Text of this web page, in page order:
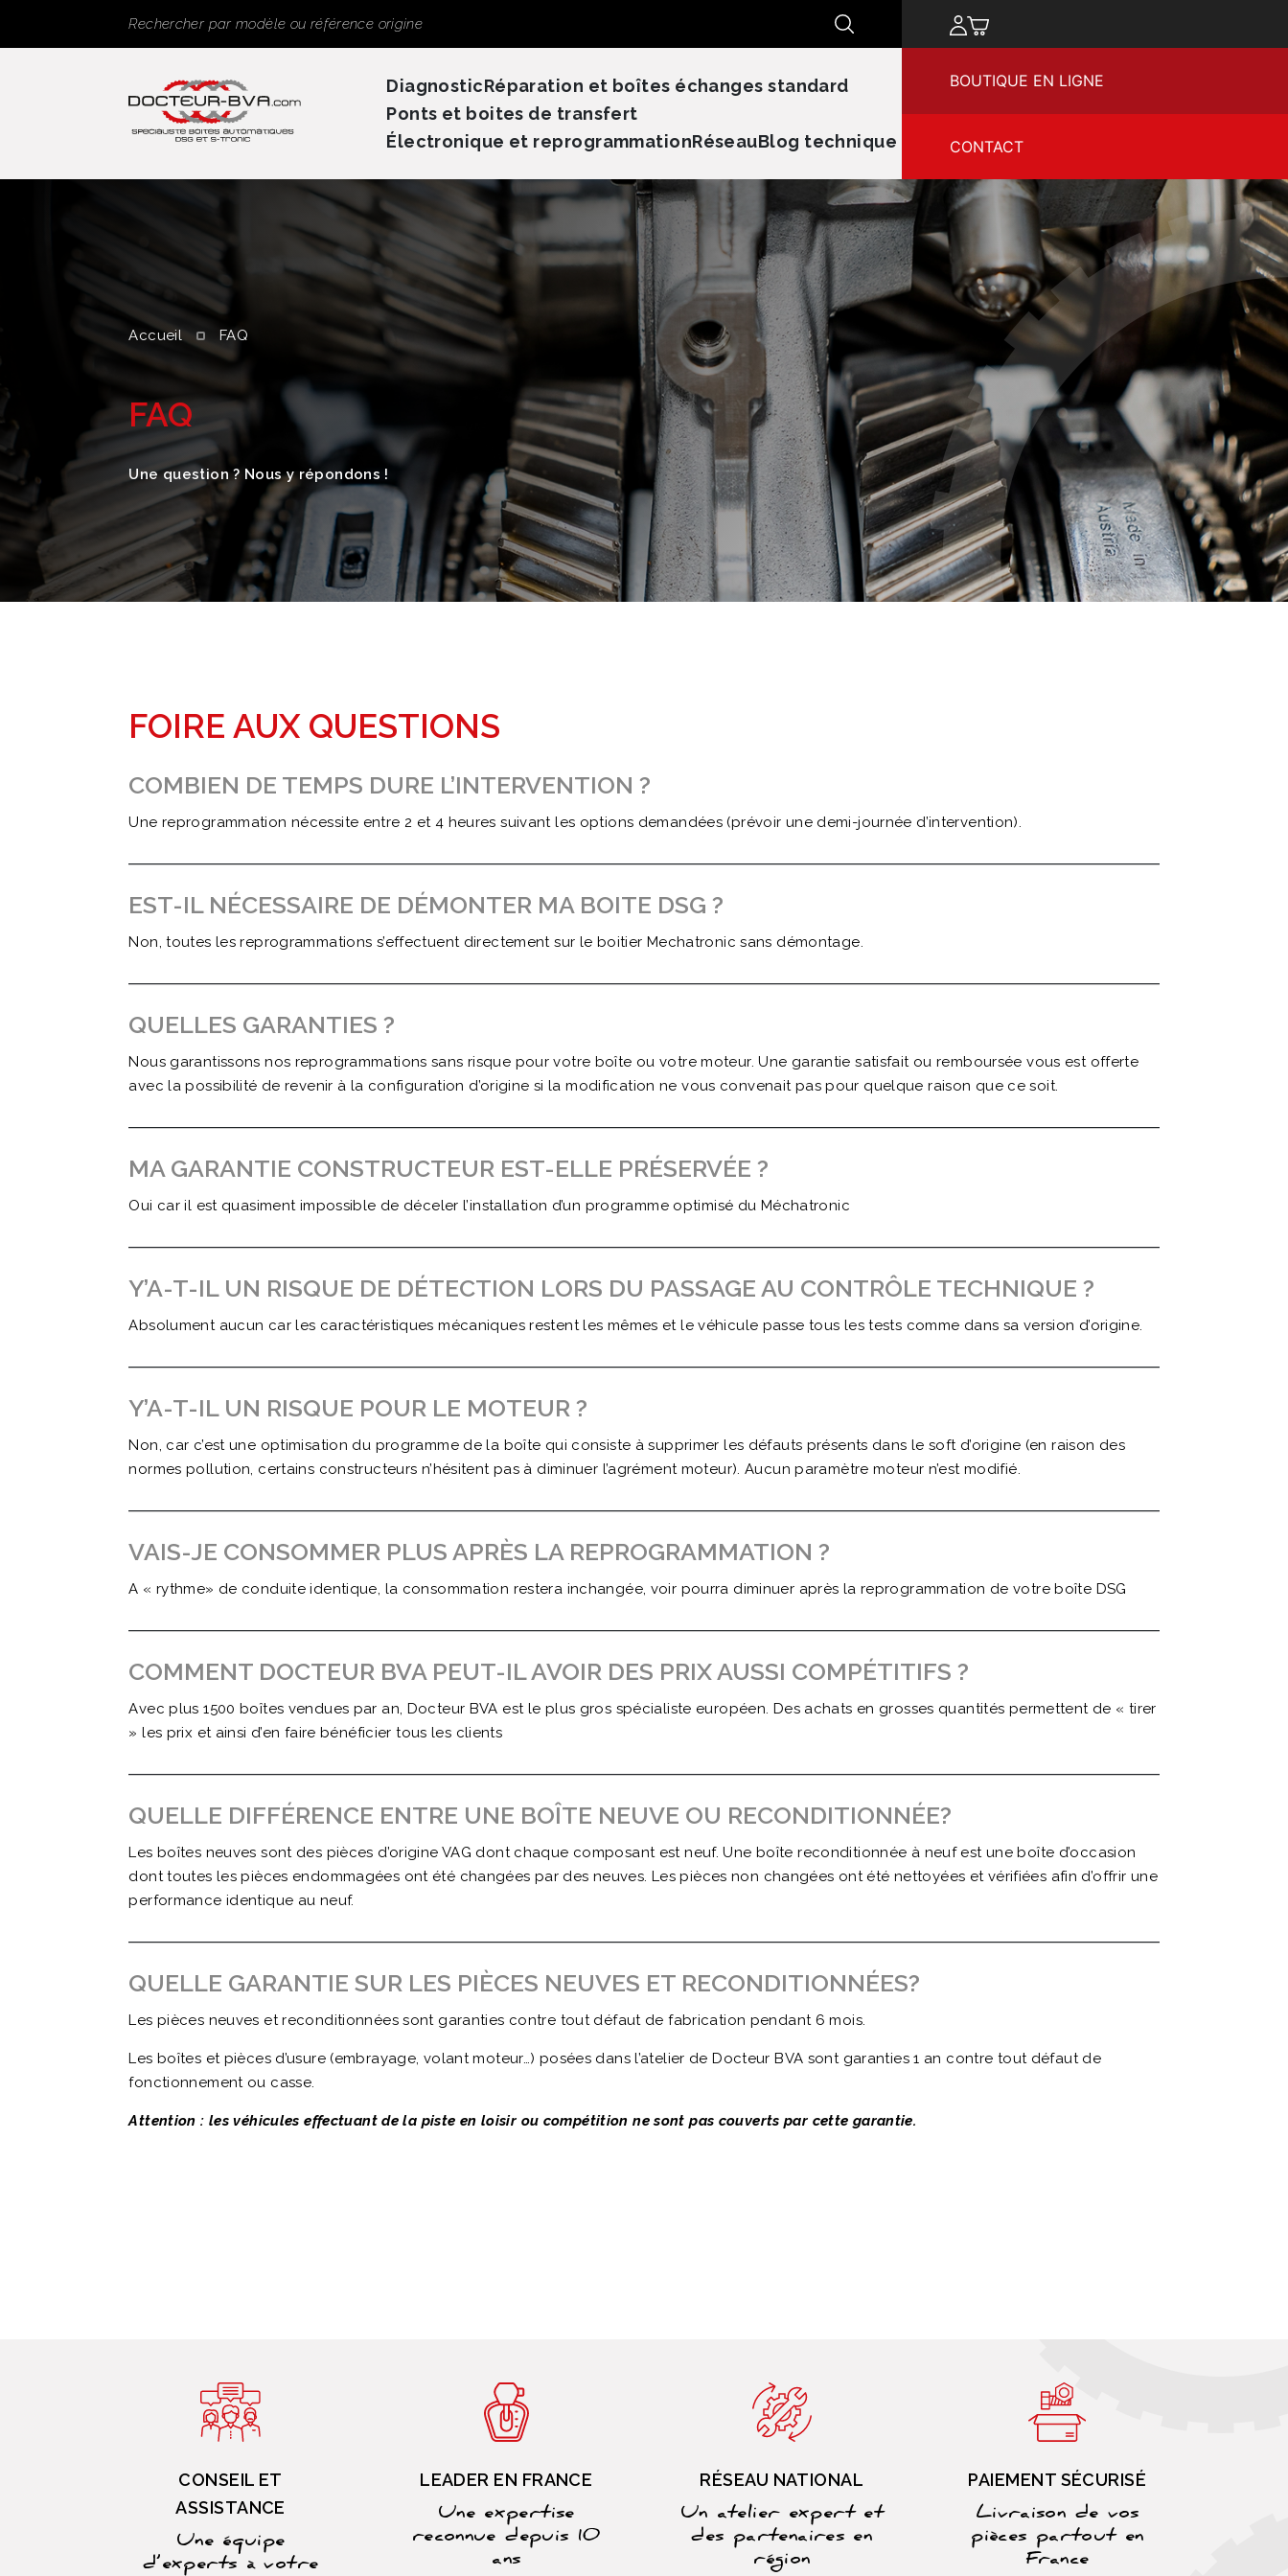
Rechercher
Rechercher
DiagnosticRéparation et boîtes échanges standard
Ponts et boites de transfert
Électronique et reprogrammationRéseauBlog technique
BOUTIQUE EN LIGNE
CONTACT
Accueil FAQ
FAQ
Une question ? Nous y répondons !
FOIRE AUX QUESTIONS
COMBIEN DE TEMPS DURE L’INTERVENTION ?
Une reprogrammation nécessite entre 2 et 4 heures suivant les options demandées (prévoir une demi-journée d’intervention).
EST-IL NÉCESSAIRE DE DÉMONTER MA BOITE DSG ?
Non, toutes les reprogrammations s’effectuent directement sur le boitier Mechatronic sans démontage.
QUELLES GARANTIES ?
Nous garantissons nos reprogrammations sans risque pour votre boîte ou votre moteur. Une garantie satisfait ou remboursée vous est offerte
avec la possibilité de revenir à la configuration d’origine si la modification ne vous convenait pas pour quelque raison que ce soit.
MA GARANTIE CONSTRUCTEUR EST-ELLE PRÉSERVÉE ?
Oui car il est quasiment impossible de déceler l’installation d’un programme optimisé du Méchatronic
Y’A-T-IL UN RISQUE DE DÉTECTION LORS DU PASSAGE AU CONTRÔLE TECHNIQUE ?
Absolument aucun car les caractéristiques mécaniques restent les mêmes et le véhicule passe tous les tests comme dans sa version d’origine.
Y’A-T-IL UN RISQUE POUR LE MOTEUR ?
Non, car c’est une optimisation du programme de la boîte qui consiste à supprimer les défauts présents dans le soft d’origine (en raison des
normes pollution, certains constructeurs n’hésitent pas à diminuer l’agrément moteur). Aucun paramètre moteur n’est modifié.
VAIS-JE CONSOMMER PLUS APRÈS LA REPROGRAMMATION ?
A « rythme» de conduite identique, la consommation restera inchangée, voir pourra diminuer après la reprogrammation de votre boîte DSG
COMMENT DOCTEUR BVA PEUT-IL AVOIR DES PRIX AUSSI COMPÉTITIFS ?
Avec plus 1500 boîtes vendues par an, Docteur BVA est le plus gros spécialiste européen. Des achats en grosses quantités permettent de « tirer
» les prix et ainsi d’en faire bénéficier tous les clients
QUELLE DIFFÉRENCE ENTRE UNE BOÎTE NEUVE OU RECONDITIONNÉE?
Les boîtes neuves sont des pièces d’origine VAG dont chaque composant est neuf. Une boîte reconditionnée à neuf est une boîte d’occasion
dont toutes les pièces endommagées ont été changées par des neuves. Les pièces non changées ont été nettoyées et vérifiées afin d’offrir une
performance identique au neuf.
QUELLE GARANTIE SUR LES PIÈCES NEUVES ET RECONDITIONNÉES?
Les pièces neuves et reconditionnées sont garanties contre tout défaut de fabrication pendant 6 mois.
Les boîtes et pièces d’usure (embrayage, volant moteur…) posées dans l’atelier de Docteur BVA sont garanties 1 an contre tout défaut de
fonctionnement ou casse.
Attention : les véhicules effectuant de la piste en loisir ou compétition ne sont pas couverts par cette garantie.
CONSEIL ET
ASSISTANCE
Une équipe
d’experts à votre
LEADER EN FRANCE
Une expertise
reconnue depuis 10
ans
RÉSEAU NATIONAL
Un atelier expert et
des partenaires en
région
PAIEMENT SÉCURISÉ
Livraison de vos
pièces partout en
France